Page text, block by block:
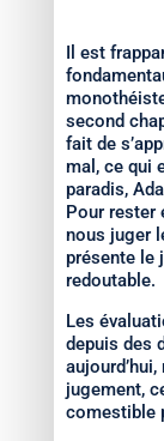
Il est
second
fait de
mal, ce qui
paradis,
Pour rester
nous juger
présente le
redoutable.
Les
depuis des
jugement,
comestible